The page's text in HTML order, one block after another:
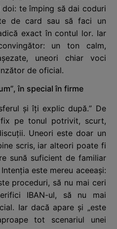
doi: te împing să dai coduri
de card sau să faci un
exact în contul lor. Iar
un ton calm,
uneori chiar voci
de oficial.
în special în firme
și îți explic după.” De
pe tonul potrivit, scurt,
Uneori este doar un
scris, iar alteori poate fi
sună suficient de familiar
este mereu aceeași:
proceduri, să nu mai ceri
IBAN-ul, să nu mai
Iar dacă apare și „este
tot scenariul unei